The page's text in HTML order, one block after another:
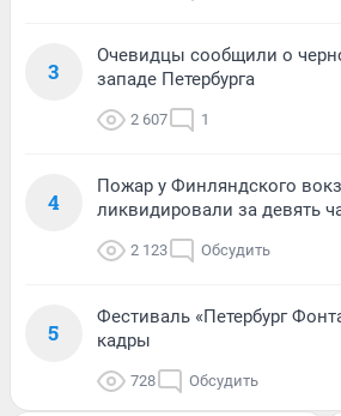
3
Очевидцы сообщили о
западе Петербурга
2 607 1
4
Пожар у Финляндского
ликвидировали за девять
2 123 Обсудить
5
Фестиваль «Петербург
кадры
728 Обсудить